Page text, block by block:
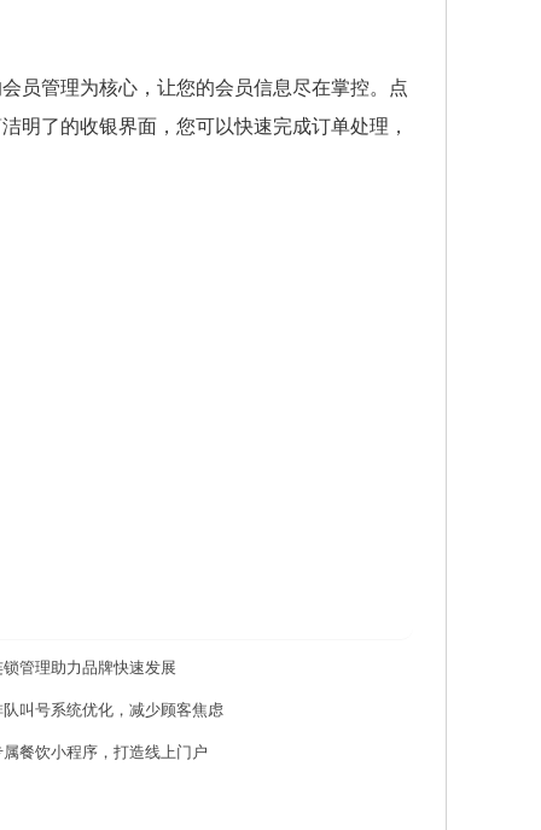
员管理为核心，让您的会员信息尽在掌控。点
明了的收银界面，您可以快速完成订单处理，
管理助力品牌快速发展
叫号系统优化，减少顾客焦虑
餐饮小程序，打造线上门户